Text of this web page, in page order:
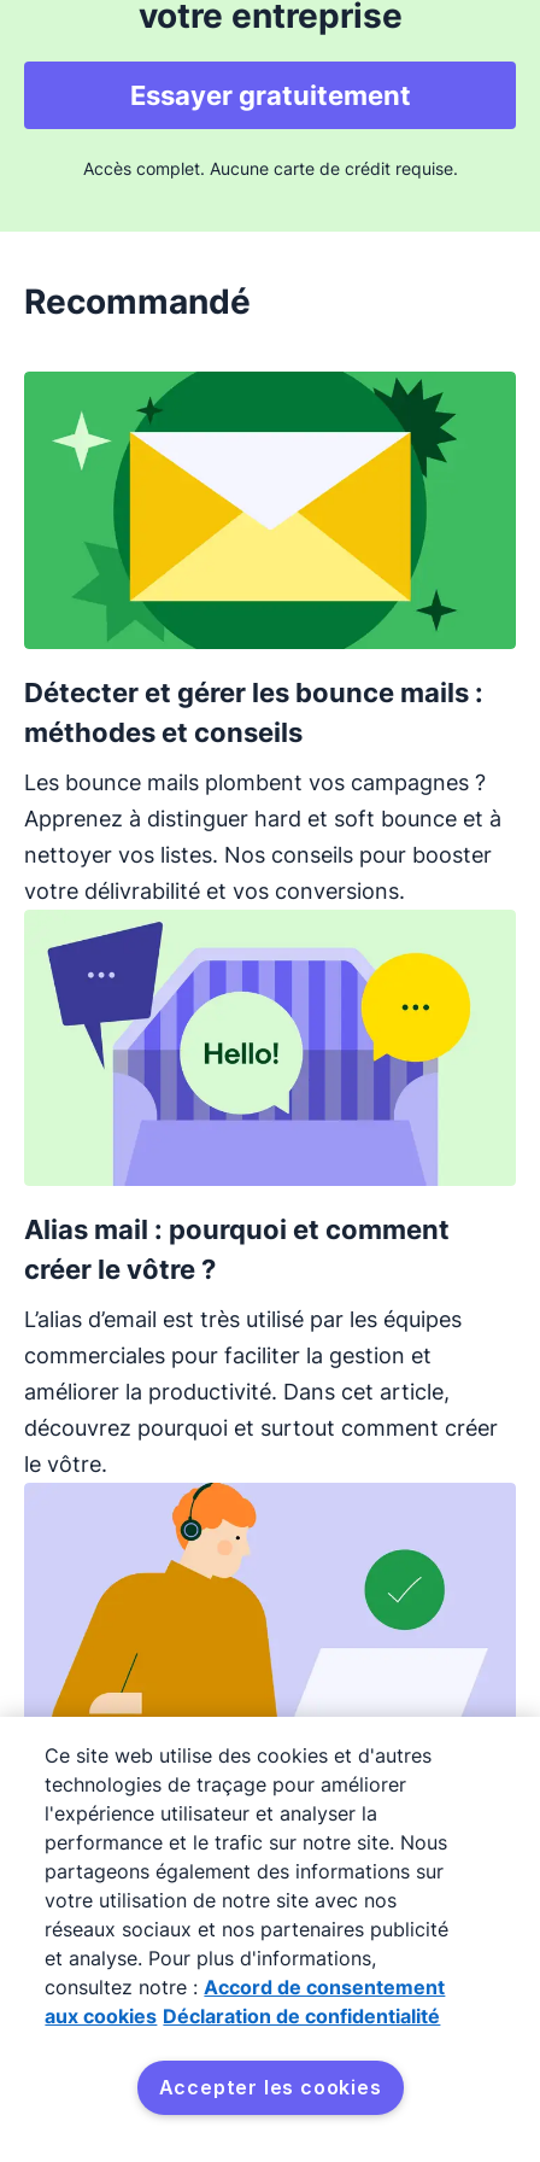
fins de harcèlement, de fraude ou d'envoi
de spam. Tout dépend donc de l'intention
de l'utilisateur.
votre entreprise
Essayer gratuitement
Accès complet. Aucune carte de crédit requise.
Recommandé
Détecter et gérer les bounce mails :
méthodes et conseils
Les bounce mails plombent vos campagnes ?
Apprenez à distinguer hard et soft bounce et à
nettoyer vos listes. Nos conseils pour booster
votre délivrabilité et vos conversions.
Alias mail : pourquoi et comment
créer le vôtre ?
L’alias d’email est très utilisé par les équipes
commerciales pour faciliter la gestion et
améliorer la productivité. Dans cet article,
découvrez pourquoi et surtout comment créer
le vôtre.
Mail de confirmation : définition,
bonnes pratiques et exemples
Découvrez 7 exemples de mail de confirmation
efficaces ainsi que des bonnes pratiques à
suivre pour améliorer l'expérience et la
confiance client, même après l’achat.
Essayez gratuitement
Ce site web utilise des cookies et d'autres
technologies de traçage pour améliorer
l'expérience utilisateur et analyser la
performance et le trafic sur notre site. Nous
partageons également des informations sur
votre utilisation de notre site avec nos
réseaux sociaux et nos partenaires publicité
et analyse. Pour plus d'informations,
consultez notre : Accord de consentement
aux cookies Déclaration de confidentialité
Accepter les cookies